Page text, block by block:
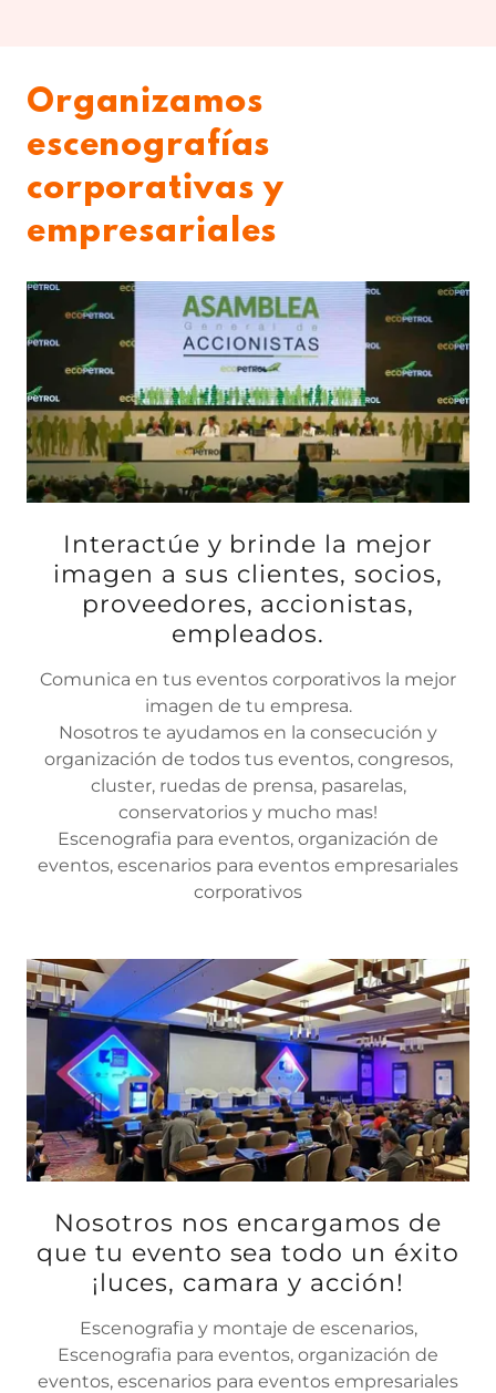
Organizamos
escenografías
corporativas y
empresariales
Interactúe y brinde la mejor
imagen a sus clientes, socios,
proveedores, accionistas,
empleados.
Comunica en tus eventos corporativos la mejor
imagen de tu empresa.
Nosotros te ayudamos en la consecución y
organización de todos tus eventos, congresos,
cluster, ruedas de prensa, pasarelas,
conservatorios y mucho mas!
Escenografia para eventos, organización de
eventos, escenarios para eventos empresariales
corporativos
Nosotros nos encargamos de
que tu evento sea todo un éxito
¡luces, camara y acción!
Escenografia y montaje de escenarios,
Escenografia para eventos, organización de
eventos, escenarios para eventos empresariales